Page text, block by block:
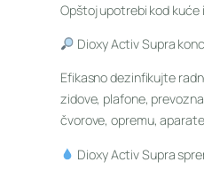
Opštoj upotrebi kod kuće
Dioxy Activ Supra
Efikasno dezinfikujte
zidove, plafone,
čvorove, opremu,
Dioxy Activ Supra